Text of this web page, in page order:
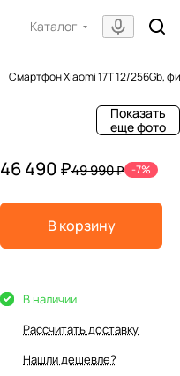
Каталог
Смартфон Xiaomi 17T 12/256Gb,
Показать
еще фото
46 490 ₽49 990 ₽ -7%
В корзину
В наличии
Рассчитать доставку
Нашли дешевле?